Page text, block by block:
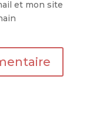
et mon site